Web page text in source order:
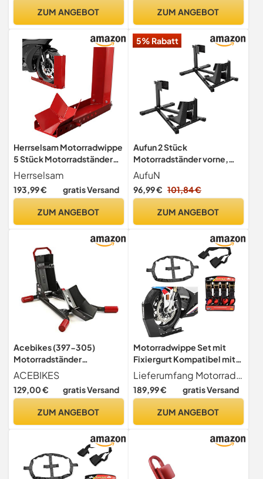
ZUM ANGEBOT ZUM ANGEBOT
Herrselsam Motorradwippe
5 Stück Motorradständer
Anhänger Vorderrad
Motorrad Montageständer
Vorderradklemme
für 8-24 Zoll Reifen
Transportständer Radwippe
Herrselsam
193,99 € gratis Versand
ZUM ANGEBOT
5% Rabatt
Aufun 2 Stück
Motorradständer vorne,
Vorderrad Motorrad
Ständer
AufuN
96,99 € 101,84 €
ZUM ANGEBOT
Acebikes (397-305)
Motorradständer
Steadystand AC 250
ACEBIKES
129,00 € gratis Versand
ZUM ANGEBOT
Motorradwippe Set mit
Fixiergurt Kompatibel mit
Honda
Crossrunner/Crosstourer
sw
Lieferumfang Motorradwippe Easy Fix, Lenkerschlaufen, Hinterrad Fixiergurt, 4x Automatik Ratschengurte. Constands Motorrad Transportset bestehend aus Transportwippe Easy Fix, Fixiergurte vorne und hinten und Ratschen Spanngurten
189,99 € gratis Versand
ZUM ANGEBOT